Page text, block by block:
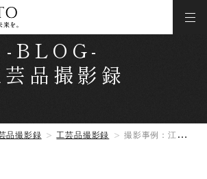
-BLOG-
芸品撮影録
品撮影録 工芸品撮影録 撮影事例：江戸後期の豪華刺繍着物（個人蔵）